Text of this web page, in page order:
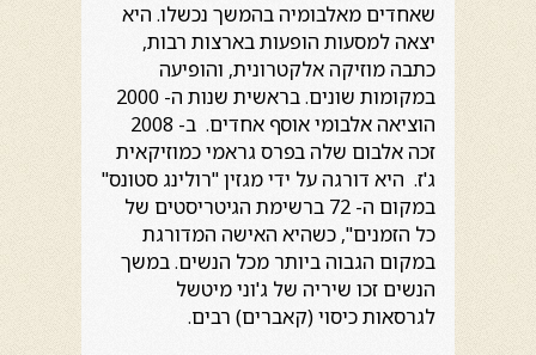
שאחדים מאלבומיה בהמשך נכשלו. היא
יצאה למסעות הופעות בארצות רבות,
כתבה מוזיקה אלקטרונית, והופיעה
במקומות שונים. בראשית שנות ה- 2000
הוציאה אלבומי אוסף אחדים. ב- 2008
זכה אלבום שלה בפרס גראמי כמוזיקאית
ג'ז. היא דורגה על ידי מגזין "רולינג סטונס"
במקום ה- 72 ברשימת הגיטריסטים של
כל הזמנים", כשהיא האישה המדורגת
במקום הגבוה ביותר מכל הנשים. במשך
הנשים זכו שיריה של ג'וני מיטשל
לגרסאות כיסוי (קאברים) רבים.